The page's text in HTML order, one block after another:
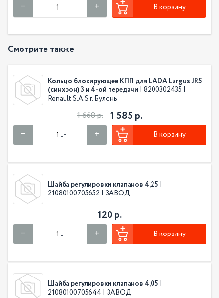
шт В корзину
Смотрите также
Кольцо блокирующее КПП для LADA Largus JR5
(синхрон) 3 и 4-ой передачи | 8200302435 |
Renault S.A.S г. Булонь
1 668 р. 1 585 р.
шт В корзину
Шайба регулировки клапанов 4,25 |
21080100705652 | ЗАВОД
120 р.
шт В корзину
Шайба регулировки клапанов 4,05 |
21080100705644 | ЗАВОД